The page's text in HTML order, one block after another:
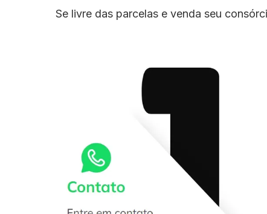
Se livre das parcelas e venda seu